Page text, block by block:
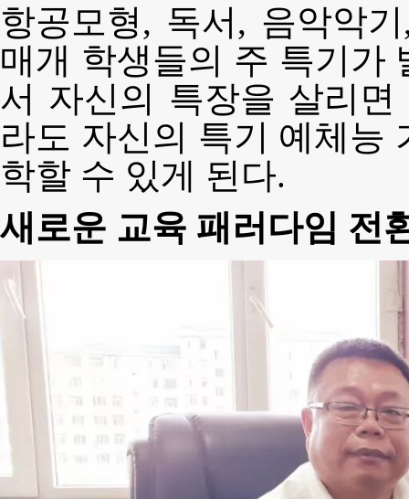
항공모형, 독서, 음악악
매개 학생들의 주 특기가
서 자신의 특장을 살리
라도 자신의 특기 예체능
학할 수 있게 된다.
새로운 교육 패러다임 전